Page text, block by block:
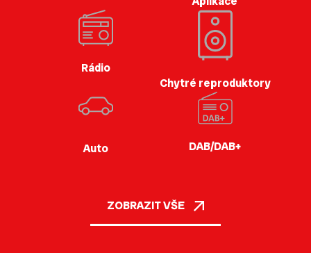
Rádio
Chytré reproduktory
Auto DAB/DAB+
ZOBRAZIT VŠE